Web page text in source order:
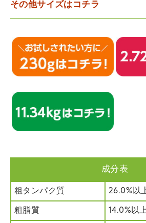
その他サイズはコチラ
成分表
粗タンパク質 26.0%以
粗脂質 14.0%以